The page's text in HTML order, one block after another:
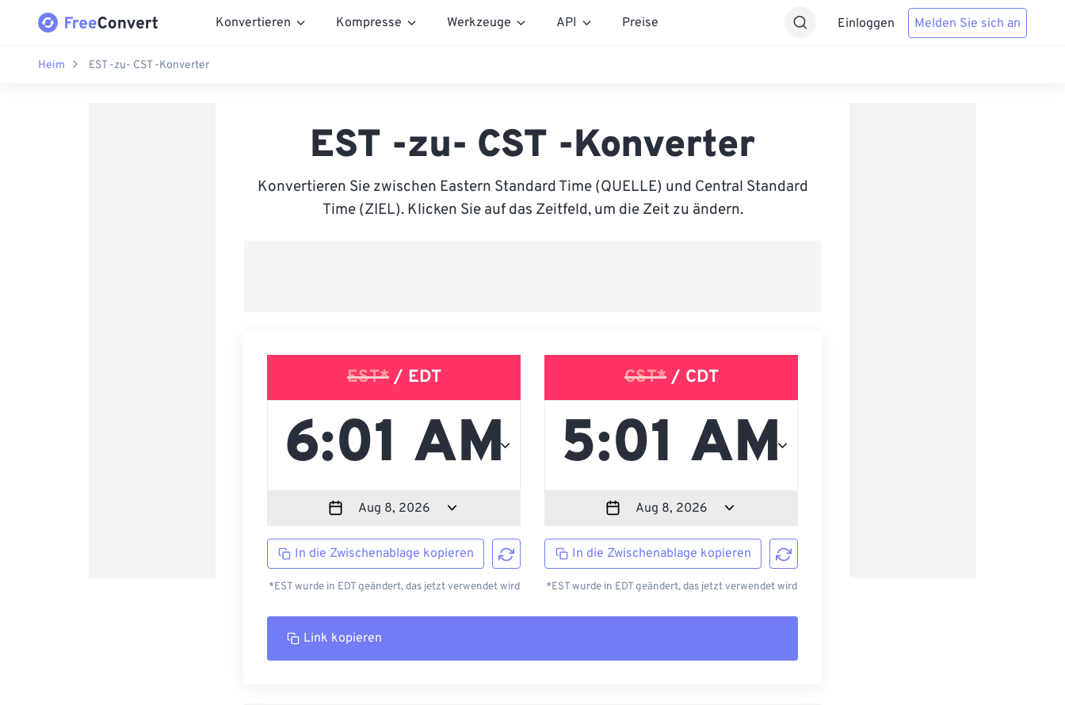
Konvertieren Kompresse Werkzeuge API Preise Einloggen Melden Sie sich an
Heim EST -zu- CST -Konverter
EST -zu- CST -Konverter
Konvertieren Sie zwischen Eastern Standard Time (QUELLE) und Central Standard
Time (ZIEL). Klicken Sie auf das Zeitfeld, um die Zeit zu ändern.
EST*/ EDT
In die Zwischenablage kopieren
*EST wurde in EDT geändert, das jetzt verwendet wird
CST*/ CDT
In die Zwischenablage kopieren
*EST wurde in EDT geändert, das jetzt verwendet wird
Link kopieren